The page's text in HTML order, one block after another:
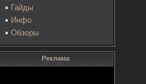
Гайды
Инфо
Обзоры
Реклама